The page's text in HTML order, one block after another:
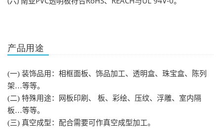
产品用途
(一) 装饰品用：相框面板、饰品加工、透明盒、珠宝盒、陈列
架…等等。
(二) 特殊用途：网板印刷、
板、彩绘、压纹、浮雕、室内隔
板…等等。
(三) 真空成型：配合需要可作真空成型加工。